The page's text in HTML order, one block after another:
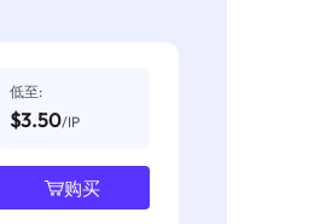
低至:
$3.50/IP
购买